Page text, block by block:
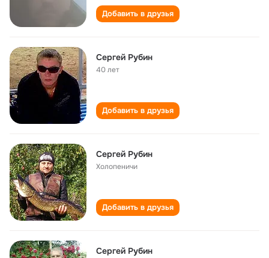
Добавить в друзья
Сергей Рубин
40 лет
Добавить в друзья
Сергей Рубин
Холопеничи
Добавить в друзья
Сергей Рубин